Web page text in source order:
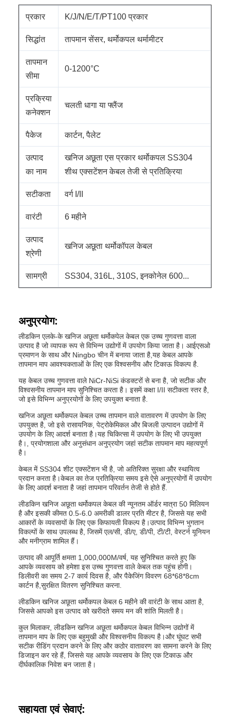
प्रकार K/J/N/E/T/PT100 प्रकार
सिद्धांत तापमान सेंसर, थर्मोकपल थर्मामीटर
तापमान
सीमा
0-1200°C
प्रक्रिया
कनेक्शन
चलती धागा या फ्लैंज
पैकेज कार्टन, पैलेट
उत्पाद
का नाम
खनिज अछूता एस प्रकार थर्मोकपल SS304
शीथ एक्सटेंशन केबल तेजी से प्रतिक्रिया
सटीकता वर्ग I/II
वारंटी 6 महीने
उत्पाद
श्रेणी
खनिज अछूता थर्मोकॉपल केबल
सामग्री SS304, 316L, 310S, इनकोनेल 600...
अनुप्रयोग:
लीडकिन एलके-के खनिज अछूता थर्मोकपेल केबल एक उच्च गुणवत्ता वाला
उत्पाद है जो व्यापक रूप से विभिन्न उद्योगों में उपयोग किया जाता है। आईएसओ
प्रमाणन के साथ और Ningbo चीन में बनाया जाता है,यह केबल आपके
तापमान माप आवश्यकताओं के लिए एक विश्वसनीय और टिकाऊ विकल्प है.
यह केबल उच्च गुणवत्ता वाले NiCr-NiSi कंडक्टरों से बना है, जो सटीक और
विश्वसनीय तापमान माप सुनिश्चित करता है। इसमें कक्षा I/II सटीकता स्तर है,
जो इसे विभिन्न अनुप्रयोगों के लिए उपयुक्त बनाता है.
खनिज अछूता थर्मोकपल केबल उच्च तापमान वाले वातावरण में उपयोग के लिए
उपयुक्त है, जो इसे रासायनिक, पेट्रोकेमिकल और बिजली उत्पादन उद्योगों में
उपयोग के लिए आदर्श बनाता है।यह चिकित्सा में उपयोग के लिए भी उपयुक्त
है।, प्रयोगशाला और अनुसंधान अनुप्रयोग जहां सटीक तापमान माप महत्वपूर्ण
है।
केबल में SS304 शीट एक्सटेंशन भी है, जो अतिरिक्त सुरक्षा और स्थायित्व
प्रदान करता है।केबल का तेज प्रतिक्रिया समय इसे ऐसे अनुप्रयोगों में उपयोग
के लिए आदर्श बनाता है जहां तापमान परिवर्तन तेजी से होते हैं.
लीडकिन खनिज अछूता थर्मोकपल केबल की न्यूनतम ऑर्डर मात्रा 50 मिलियन
है और इसकी कीमत 0.5-6.0 अमरीकी डालर प्रति मीटर है, जिससे यह सभी
आकारों के व्यवसायों के लिए एक किफायती विकल्प है।उत्पाद विभिन्न भुगतान
विकल्पों के साथ उपलब्ध है, जिसमें एल/सी, डी/ए, डी/पी, टी/टी, वेस्टर्न यूनियन
और मनीग्राम शामिल हैं।
उत्पाद की आपूर्ति क्षमता 1,000,000M/वर्ष, यह सुनिश्चित करते हुए कि
आपके व्यवसाय को हमेशा इस उच्च गुणवत्ता वाले केबल तक पहुंच होगी।
डिलीवरी का समय 2-7 कार्य दिवस है, और पैकेजिंग विवरण 68*68*8cm
कार्टन है,सुरक्षित वितरण सुनिश्चित करना.
लीडकिन खनिज अछूता थर्मोकपल केबल 6 महीने की वारंटी के साथ आता है,
जिससे आपको इस उत्पाद को खरीदते समय मन की शांति मिलती है।
कुल मिलाकर, लीडकिन खनिज अछूता थर्मोकपल केबल विभिन्न उद्योगों में
तापमान माप के लिए एक बहुमुखी और विश्वसनीय विकल्प है।और घूंघट सभी
सटीक रीडिंग प्रदान करने के लिए और कठोर वातावरण का सामना करने के लिए
डिजाइन कर रहे हैं, जिससे यह आपके व्यवसाय के लिए एक टिकाऊ और
दीर्घकालिक निवेश बन जाता है।
सहायता एवं सेवाएं: